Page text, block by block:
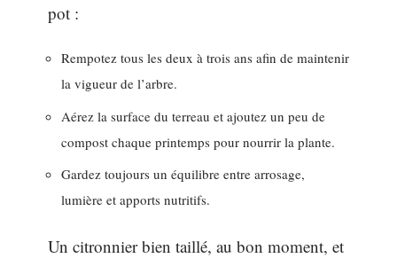
pot :
Rempotez tous les deux à trois ans afin de maintenir
la vigueur de l’arbre.
Aérez la surface du terreau et ajoutez un peu de
compost chaque printemps pour nourrir la plante.
Gardez toujours un équilibre entre arrosage,
lumière et apports nutritifs.
Un citronnier bien taillé, au bon moment, et